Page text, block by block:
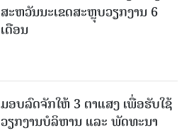
ສະຫວັນນະເຂດສະຫຼຸບວຽກງານ 6
ເດືອນ
ມອບລົດຈັກໃຫ້ 3 ຕາແສງ ເພື່ອຮັບໃຊ້
ວຽກງານບໍລິຫານ ແລະ ພັດທະນາ